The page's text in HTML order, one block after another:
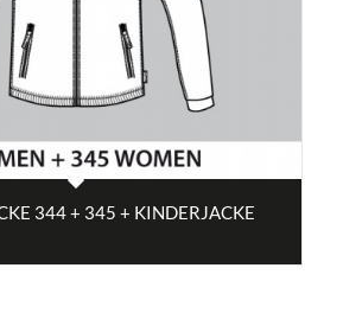
344 + 345 + KINDERJACKE